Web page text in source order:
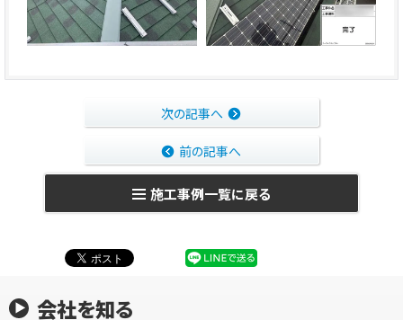
次の記事へ
前の記事へ
施工事例一覧に戻る
会社を知る